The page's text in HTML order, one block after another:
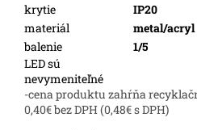
krytie
IP20
materiál
metal/acryl
balenie
1/5
LED sú
nevymeniteľné
-cena produktu zahŕňa
0,40€ bez DPH (0,48€ s DPH)